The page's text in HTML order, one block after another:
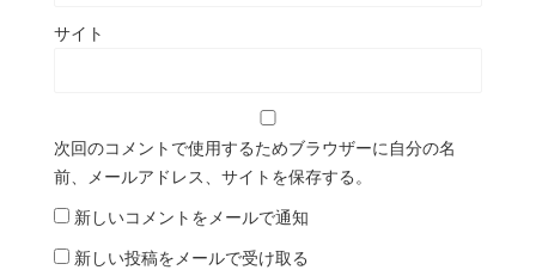
サイト
次回のコメントで使用するためブラウザーに自分の名
前、メールアドレス、サイトを保存する。
新しいコメントをメールで通知
新しい投稿をメールで受け取る